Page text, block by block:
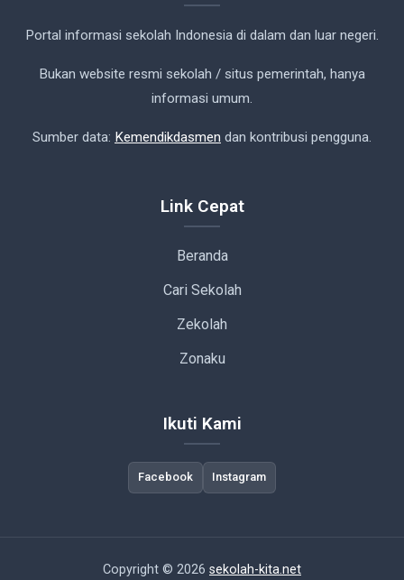
Portal informasi sekolah Indonesia di dalam dan luar negeri.
Bukan website resmi sekolah / situs pemerintah, hanya
informasi umum.
Sumber data: Kemendikdasmen dan kontribusi pengguna.
Link Cepat
Beranda
Cari Sekolah
Zekolah
Zonaku
Ikuti Kami
Facebook Instagram
Copyright © 2026 sekolah-kita.net